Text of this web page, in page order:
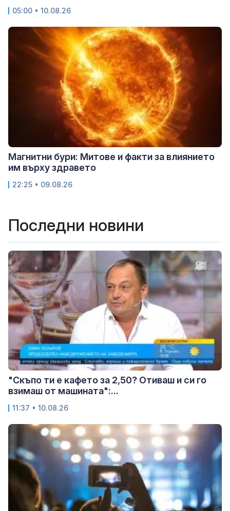
05:00 • 10.08.26
Магнитни бури: Митове и факти за влиянието
им върху здравето
22:25 • 09.08.26
Последни новини
"Скъпо ти е кафето за 2,50? Отиваш и си го
взимаш от машината":...
11:37 • 10.08.26